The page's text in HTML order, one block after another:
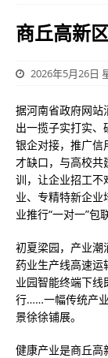
商丘高新
2026年5月26日
据河南省政府网站
出一揽子实打实
银企对接，推广信
才缺口，与高校共
训，让企业招工不
业、专精特新企
业推行“一对一”包
初夏梁园，产业潮
药业生产线高速运
业园智能终端下
行……一幅传统产
景徐徐铺展。
健康产业是商丘高